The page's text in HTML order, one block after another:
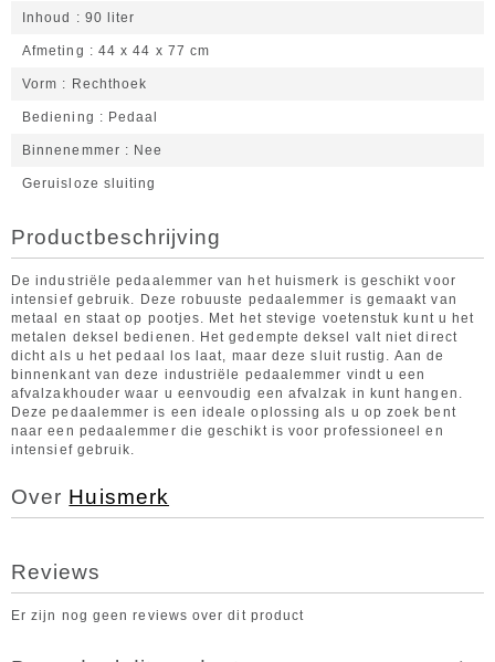
Inhoud 90 liter
Afmeting 44 x 44 x 77 cm
Vorm Rechthoek
Bediening Pedaal
Binnenemmer Nee
Geruisloze sluiting
Productbeschrijving
De industriële pedaalemmer van het huismerk is geschikt voor
intensief gebruik. Deze robuuste pedaalemmer is gemaakt van
metaal en staat op pootjes. Met het stevige voetenstuk kunt u het
metalen deksel bedienen. Het gedempte deksel valt niet direct
dicht als u het pedaal los laat, maar deze sluit rustig. Aan de
binnenkant van deze industriële pedaalemmer vindt u een
afvalzakhouder waar u eenvoudig een afvalzak in kunt hangen.
Deze pedaalemmer is een ideale oplossing als u op zoek bent
naar een pedaalemmer die geschikt is voor professioneel en
intensief gebruik.
Over Huismerk
Reviews
Er zijn nog geen reviews over dit product